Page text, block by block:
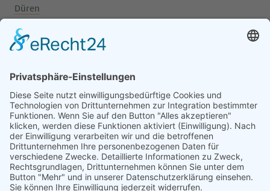
Düren
Grafschaft
Kalenborn
Mayschoß
Bonn
Beliebte Kategorien
Aufsitzrasenmäher
Mähroboter
Motorsäge
Schneefräse
Akku
Generator